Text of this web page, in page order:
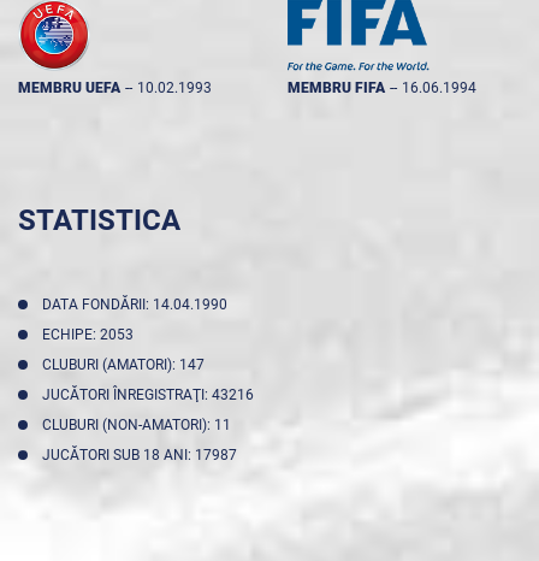
MEMBRU UEFA -- 10.02.1993 MEMBRU FIFA -- 16.06.1994
STATISTICA
DATA FONDĂRII: 14.04.1990
ECHIPE: 2053
CLUBURI (AMATORI): 147
JUCĂTORI ÎNREGISTRAŢI: 43216
CLUBURI (NON-AMATORI): 11
JUCĂTORI SUB 18 ANI: 17987